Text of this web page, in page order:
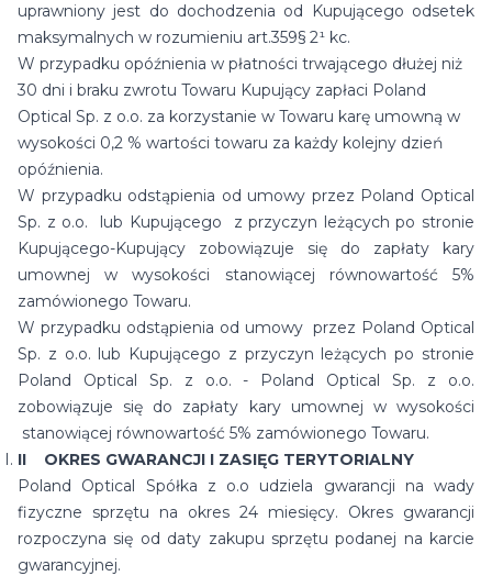
uprawniony jest do dochodzenia od Kupującego odsetek
maksymalnych w rozumieniu art.359§ 2¹ kc.
W przypadku opóźnienia w płatności trwającego dłużej niż
30 dni i braku zwrotu Towaru Kupujący zapłaci Poland
Optical Sp. z o.o. za korzystanie w Towaru karę umowną w
wysokości 0,2 % wartości towaru za każdy kolejny dzień
opóźnienia.
W przypadku odstąpienia od umowy przez Poland Optical
Sp. z o.o. lub Kupującego z przyczyn leżących po stronie
Kupującego-Kupujący zobowiązuje się do zapłaty kary
umownej w wysokości stanowiącej równowartość 5%
zamówionego Towaru.
W przypadku odstąpienia od umowy przez Poland Optical
Sp. z o.o. lub Kupującego z przyczyn leżących po stronie
Poland Optical Sp. z o.o. - Poland Optical Sp. z o.o.
zobowiązuje się do zapłaty kary umownej w wysokości
stanowiącej równowartość 5% zamówionego Towaru.
II OKRES GWARANCJI I ZASIĘG TERYTORIALNY
Poland Optical Spółka z o.o udziela gwarancji na wady
fizyczne sprzętu na okres 24 miesięcy. Okres gwarancji
rozpoczyna się od daty zakupu sprzętu podanej na karcie
gwarancyjnej.